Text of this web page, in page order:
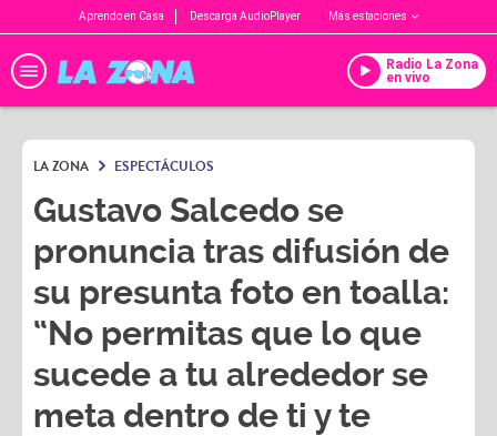
Aprendo en Casa Descarga AudioPlayer Más estaciones
Radio La Zona
en vivo
LA ZONA ESPECTÁCULOS
Gustavo Salcedo se
pronuncia tras difusión de
su presunta foto en toalla:
“No permitas que lo que
sucede a tu alrededor se
meta dentro de ti y te